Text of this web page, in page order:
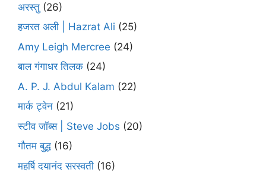
अरस्तु (26)
हजरत अली | Hazrat Ali (25)
Amy Leigh Mercree (24)
बाल गंगाधर तिलक (24)
A. P. J. Abdul Kalam (22)
मार्क ट्वेन (21)
स्टीव जॉब्स | Steve Jobs (20)
गौतम बुद्ध (16)
महर्षि दयानंद सरस्वती (16)